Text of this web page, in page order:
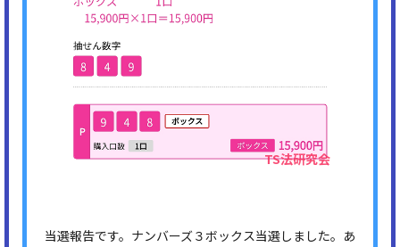
当選報告です。ナンバーズ３ボックス当選しました。あ